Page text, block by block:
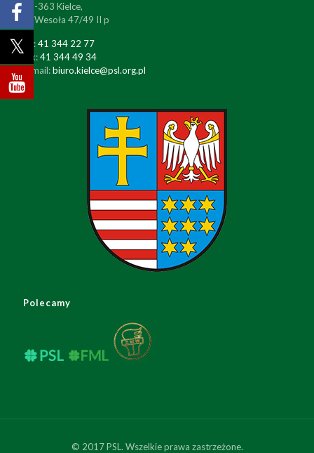
25-363 Kielce,
ul. Wesoła 47/49 II p
tel:41 344 22 77
fax:41 344 49 34
e-mail:biuro.kielce@psl.org.pl
Polecamy
© 2017 PSL. Wszelkie prawa zastrzeżone.